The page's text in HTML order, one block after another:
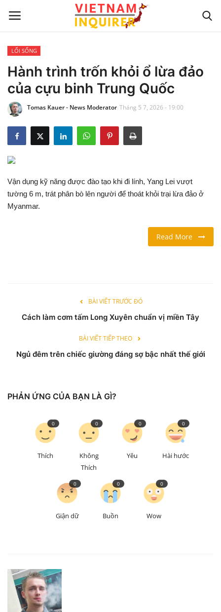
Trang chủ
Liên hệ
TIN TỨC THẾ GIỚI
CẬP NHẬT
CÔNG NGHỆ
Ngôn ngữ
Vietnamese
LỐI SỐNG
Hành trình trốn khỏi ổ lừa đảo
của cựu binh Trung Quốc
Tomas Kauer - News Moderator Tháng 5 7, 2026 - 19:00
Vận dụng kỹ năng được đào tạo khi đi lính, Yang Lei vượt
tường 6 m, trát phân bò lên người để thoát khỏi trại lừa đảo ở
Myanmar.
Read More
BÀI VIẾT TRƯỚC ĐÓ
Cách làm cơm tấm Long Xuyên chuẩn vị miền Tây
BÀI VIẾT TIẾP THEO
Ngủ đêm trên chiếc giường đáng sợ bậc nhất thế giới
PHẢN ỨNG CỦA BẠN LÀ GÌ?
Thích
0
Không
Thích
0
Yêu
0
Hài hước
0
Giận dữ
0
Buồn
0
Wow
0